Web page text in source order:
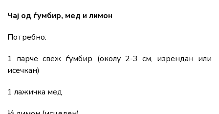
Чај од ѓумбир, мед и лимон
Потребно:
1 парче свеж ѓумбир (околу 2-3 см, изрендан или
исечкан)
1 лажичка мед